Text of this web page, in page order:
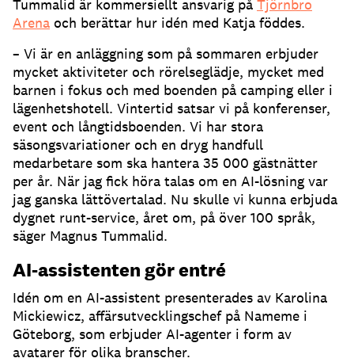
Tummalid är kommersiellt ansvarig på Tjörnbro
Arena och berättar hur idén med Katja föddes.
– Vi är en anläggning som på sommaren erbjuder
mycket aktiviteter och rörelseglädje, mycket med
barnen i fokus och med boenden på camping eller i
lägenhetshotell. Vintertid satsar vi på konferenser,
event och långtidsboenden. Vi har stora
säsongsvariationer och en dryg handfull
medarbetare som ska hantera 35 000 gästnätter
per år. När jag fick höra talas om en AI-lösning var
jag ganska lättövertalad. Nu skulle vi kunna erbjuda
dygnet runt-service, året om, på över 100 språk,
säger Magnus Tummalid.
AI-assistenten gör entré
Idén om en AI-assistent presenterades av Karolina
Mickiewicz, affärsutvecklingschef på Nameme i
Göteborg, som erbjuder AI-agenter i form av
avatarer för olika branscher.